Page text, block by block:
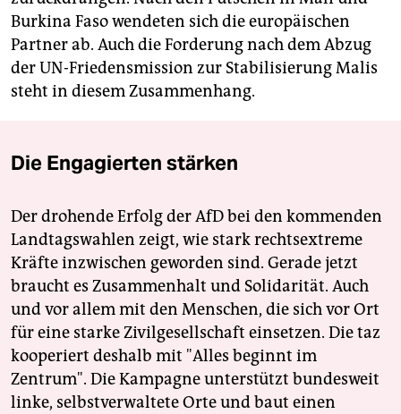
Burkina Faso wendeten sich die europäischen
Partner ab. Auch die Forderung nach dem Abzug
der UN-Friedensmission zur Stabilisierung Malis
steht in diesem Zusammenhang.
Die Engagierten stärken
Der drohende Erfolg der AfD bei den kommenden
Landtagswahlen zeigt, wie stark rechtsextreme
Kräfte inzwischen geworden sind. Gerade jetzt
braucht es Zusammenhalt und Solidarität. Auch
und vor allem mit den Menschen, die sich vor Ort
für eine starke Zivilgesellschaft einsetzen. Die taz
kooperiert deshalb mit "Alles beginnt im
Zentrum". Die Kampagne unterstützt bundesweit
linke, selbstverwaltete Orte und baut einen